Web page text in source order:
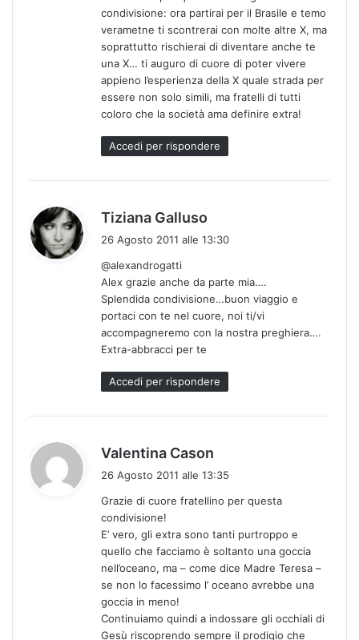
t
t
condivisione: ora partirai per il Brasile e temo
verametne ti scontrerai con molte altre X, ma
soprattutto rischierai di diventare anche te
una X… ti auguro di cuore di poter vivere
appieno l’esperienza della X quale strada per
essere non solo simili, ma fratelli di tutti
coloro che la società ama definire extra!
Accedi per rispondere
Tiziana Galluso
t
t
26 Agosto 2011 alle 13:30
@alexandrogatti
Alex grazie anche da parte mia….
Splendida condivisione…buon viaggio e
portaci con te nel cuore, noi ti/vi
accompagneremo con la nostra preghiera….
Extra-abbracci per te
Accedi per rispondere
Valentina Cason
e
t
o
26 Agosto 2011 alle 13:35
Grazie di cuore fratellino per questa
condivisione!
E’ vero, gli extra sono tanti purtroppo e
quello che facciamo è soltanto una goccia
nell’oceano, ma – come dice Madre Teresa –
se non lo facessimo l’ oceano avrebbe una
goccia in meno!
Continuiamo quindi a indossare gli occhiali di
Gesù riscoprendo sempre il prodigio che